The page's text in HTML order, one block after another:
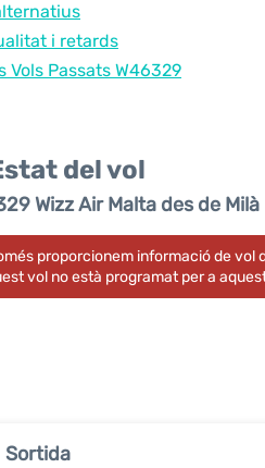
i retards
Vols Passats W46329
del vol
Wizz Air Malta des de Milà
proporcionem informació de vol
vol no està programat per a
Sortida